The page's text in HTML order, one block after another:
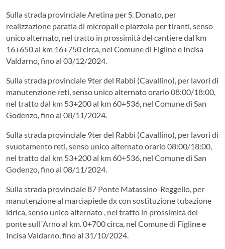
Sulla strada provinciale Aretina per S. Donato, per
realizzazione paratia di micropali e piazzola per tiranti, senso
unico alternato, nel tratto in prossimità del cantiere dal km
16+650 al km 16+750 circa, nel Comune di Figline e Incisa
Valdarno, fino al 03/12/2024.
Sulla strada provinciale 9ter del Rabbi (Cavallino), per lavori di
manutenzione reti, senso unico alternato orario 08:00/18:00,
nel tratto dal km 53+200 al km 60+536, nel Comune di San
Godenzo, fino al 08/11/2024.
Sulla strada provinciale 9ter del Rabbi (Cavallino), per lavori di
svuotamento reti, senso unico alternato orario 08:00/18:00,
nel tratto dal km 53+200 al km 60+536, nel Comune di San
Godenzo, fino al 08/11/2024.
Sulla strada provinciale 87 Ponte Matassino-Reggello, per
manutenzione al marciapiede dx con sostituzione tubazione
idrica, senso unico alternato , nel tratto in prossimità del
ponte sull´Arno al km. 0+700 circa, nel Comune di Figline e
Incisa Valdarno, fino al 31/10/2024.